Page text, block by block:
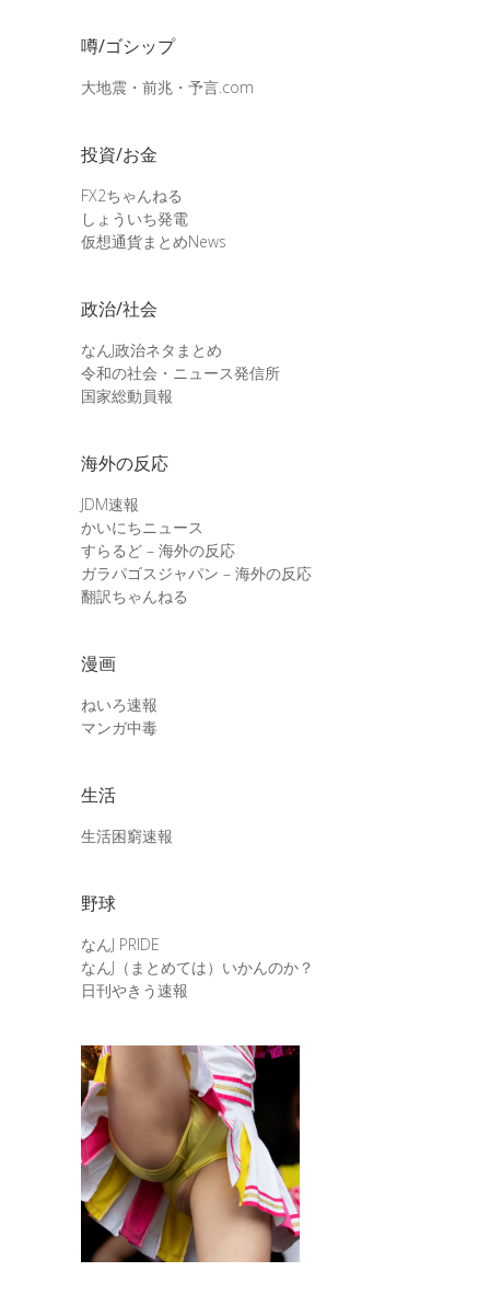
噂/ゴシップ
大地震・前兆・予言.com
投資/お金
FX2ちゃんねる
しょういち発電
仮想通貨まとめNews
政治/社会
なんJ政治ネタまとめ
令和の社会・ニュース発信所
国家総動員報
海外の反応
JDM速報
かいにちニュース
すらるど – 海外の反応
ガラパゴスジャパン – 海外の反応
翻訳ちゃんねる
漫画
ねいろ速報
マンガ中毒
生活
生活困窮速報
野球
なんJ PRIDE
なんJ（まとめては）いかんのか？
日刊やきう速報